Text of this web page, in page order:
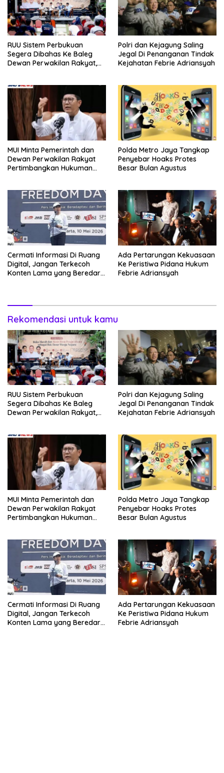
RUU Sistem Perbukuan
Segera Dibahas Ke Baleg
Dewan Perwakilan Rakyat,
Polri dan Kejagung Saling
Jegal Di Penanganan Tindak
Kejahatan Febrie Adriansyah
MUI Minta Pemerintah dan
Dewan Perwakilan Rakyat
Pertimbangkan Hukuman
Polda Metro Jaya Tangkap
Penyebar Hoaks Protes
Besar Bulan Agustus
Cermati Informasi Di Ruang
Digital, Jangan Terkecoh
Konten Lama yang Beredar
Ada Pertarungan Kekuasaan
Ke Peristiwa Pidana Hukum
Febrie Adriansyah
Rekomendasi untuk kamu
RUU Sistem Perbukuan
Segera Dibahas Ke Baleg
Dewan Perwakilan Rakyat,
Polri dan Kejagung Saling
Jegal Di Penanganan Tindak
Kejahatan Febrie Adriansyah
MUI Minta Pemerintah dan
Dewan Perwakilan Rakyat
Pertimbangkan Hukuman
Polda Metro Jaya Tangkap
Penyebar Hoaks Protes
Besar Bulan Agustus
Cermati Informasi Di Ruang
Digital, Jangan Terkecoh
Konten Lama yang Beredar
Ada Pertarungan Kekuasaan
Ke Peristiwa Pidana Hukum
Febrie Adriansyah